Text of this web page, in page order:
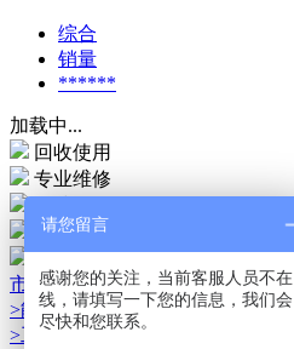
综合
销量
******
加载中...
回收使用
专业维修
服务中心
售后服务
市场运用
>能源储存市场
>工业自动化市场
请您留言
感谢您的关注，当前客服人员不在
线，请填写一下您的信息，我们会
尽快和您联系。